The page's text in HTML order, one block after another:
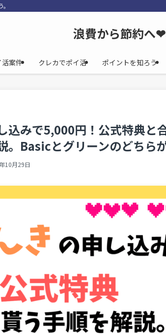
浪費から節約へ
活案件 クレカでポイ活 ポイントを知ろう
込みで5,000円！公式特典と
。Basicとグリーンのどちら
10月29日